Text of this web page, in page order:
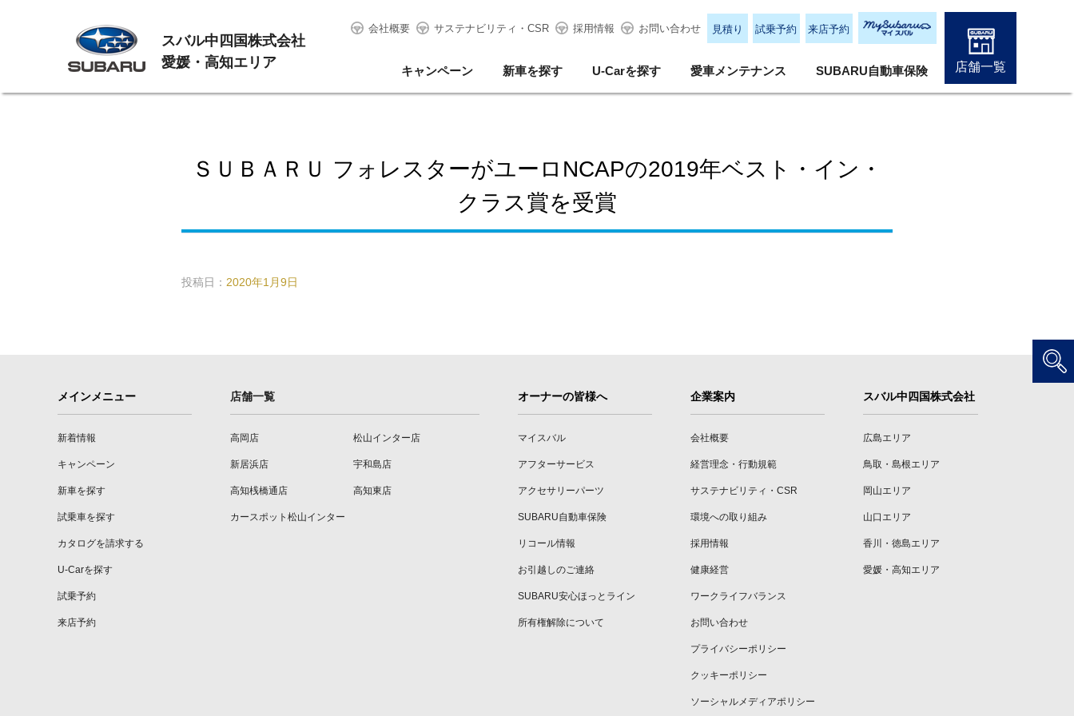
スバル中四国株式会社
愛媛・高知エリア
会社概要 サステナビリティ・CSR 採用情報 お問い合わせ 見積り 試乗予約 来店予約
キャンペーン 新車を探す U-Carを探す 愛車メンテナンス SUBARU自動車保険 店舗一覧
ＳＵＢＡＲＵ フォレスターがユーロNCAPの2019年ベスト・イン・
クラス賞を受賞
投稿日： 2020年1月9日
メインメニュー
新着情報
キャンペーン
新車を探す
試乗車を探す
カタログを請求する
U-Carを探す
試乗予約
来店予約
店舗一覧
高岡店 松山インター店
新居浜店 宇和島店
高知桟橋通店 高知東店
カースポット松山インター
オーナーの皆様へ
マイスバル
アフターサービス
アクセサリーパーツ
SUBARU自動車保険
リコール情報
お引越しのご連絡
SUBARU安心ほっとライン
所有権解除について
企業案内
会社概要
経営理念・行動規範
サステナビリティ・CSR
環境への取り組み
採用情報
健康経営
ワークライフバランス
お問い合わせ
プライバシーポリシー
クッキーポリシー
ソーシャルメディアポリシー
スバル中四国株式会社
広島エリア
鳥取・島根エリア
岡山エリア
山口エリア
香川・徳島エリア
愛媛・高知エリア